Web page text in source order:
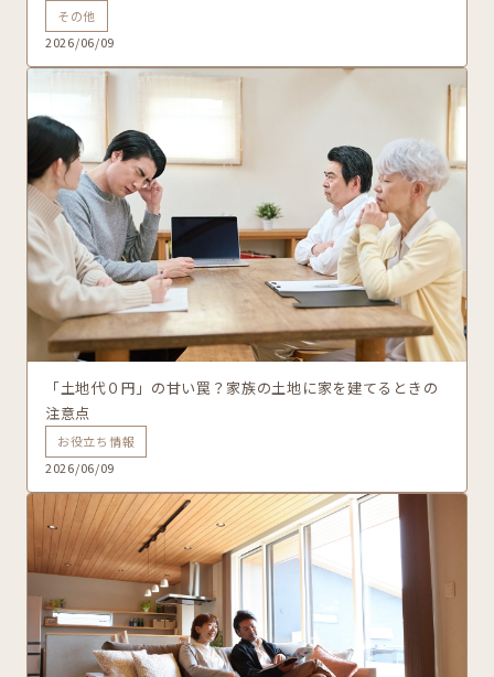
その他
2026/06/09
「土地代０円」の甘い罠？家族の土地に家を建てるときの
注意点
お役立ち情報
2026/06/09